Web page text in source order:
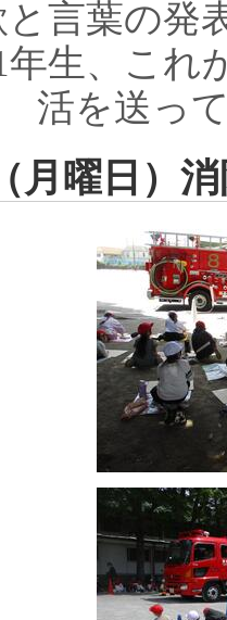
と言葉の発
年生、これ
活を送っ
月曜日）